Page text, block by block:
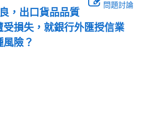
問題討論
，出口貨品品質
損失，就銀行外匯授信業
險？